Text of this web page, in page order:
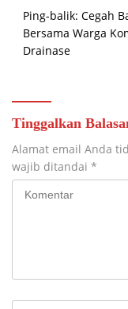
Ping-balik: Cegah
Bersama Warga
Drainase
Tinggalkan
Alamat email Anda
wajib ditandai *